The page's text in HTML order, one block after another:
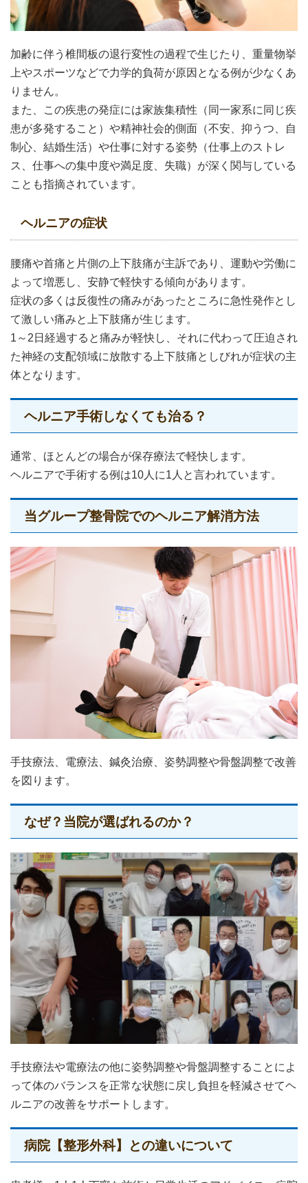
加齢に伴う椎間板の退行変性の過程で生じたり、重量物挙
上やスポーツなどで力学的負荷が原因となる例が少なくあ
りません。
また、この疾患の発症には家族集積性（同一家系に同じ疾
患が多発すること）や精神社会的側面（不安、抑うつ、自
制心、結婚生活）や仕事に対する姿勢（仕事上のストレ
ス、仕事への集中度や満足度、失職）が深く関与している
ことも指摘されています。
ヘルニアの症状
腰痛や首痛と片側の上下肢痛が主訴であり、運動や労働に
よって増悪し、安静で軽快する傾向があります。
症状の多くは反復性の痛みがあったところに急性発作とし
て激しい痛みと上下肢痛が生じます。
1～2日経過すると痛みが軽快し、それに代わって圧迫され
た神経の支配領域に放散する上下肢痛としびれが症状の主
体となります。
ヘルニア手術しなくても治る？
通常、ほとんどの場合が保存療法で軽快します。
ヘルニアで手術する例は10人に1人と言われています。
当グループ整骨院でのヘルニア解消方法
手技療法、電療法、鍼灸治療、姿勢調整や骨盤調整で改善
を図ります。
なぜ？当院が選ばれるのか？
手技療法や電療法の他に姿勢調整や骨盤調整することによ
って体のバランスを正常な状態に戻し負担を軽減させてヘ
ルニアの改善をサポートします。
病院【整形外科】との違いについて